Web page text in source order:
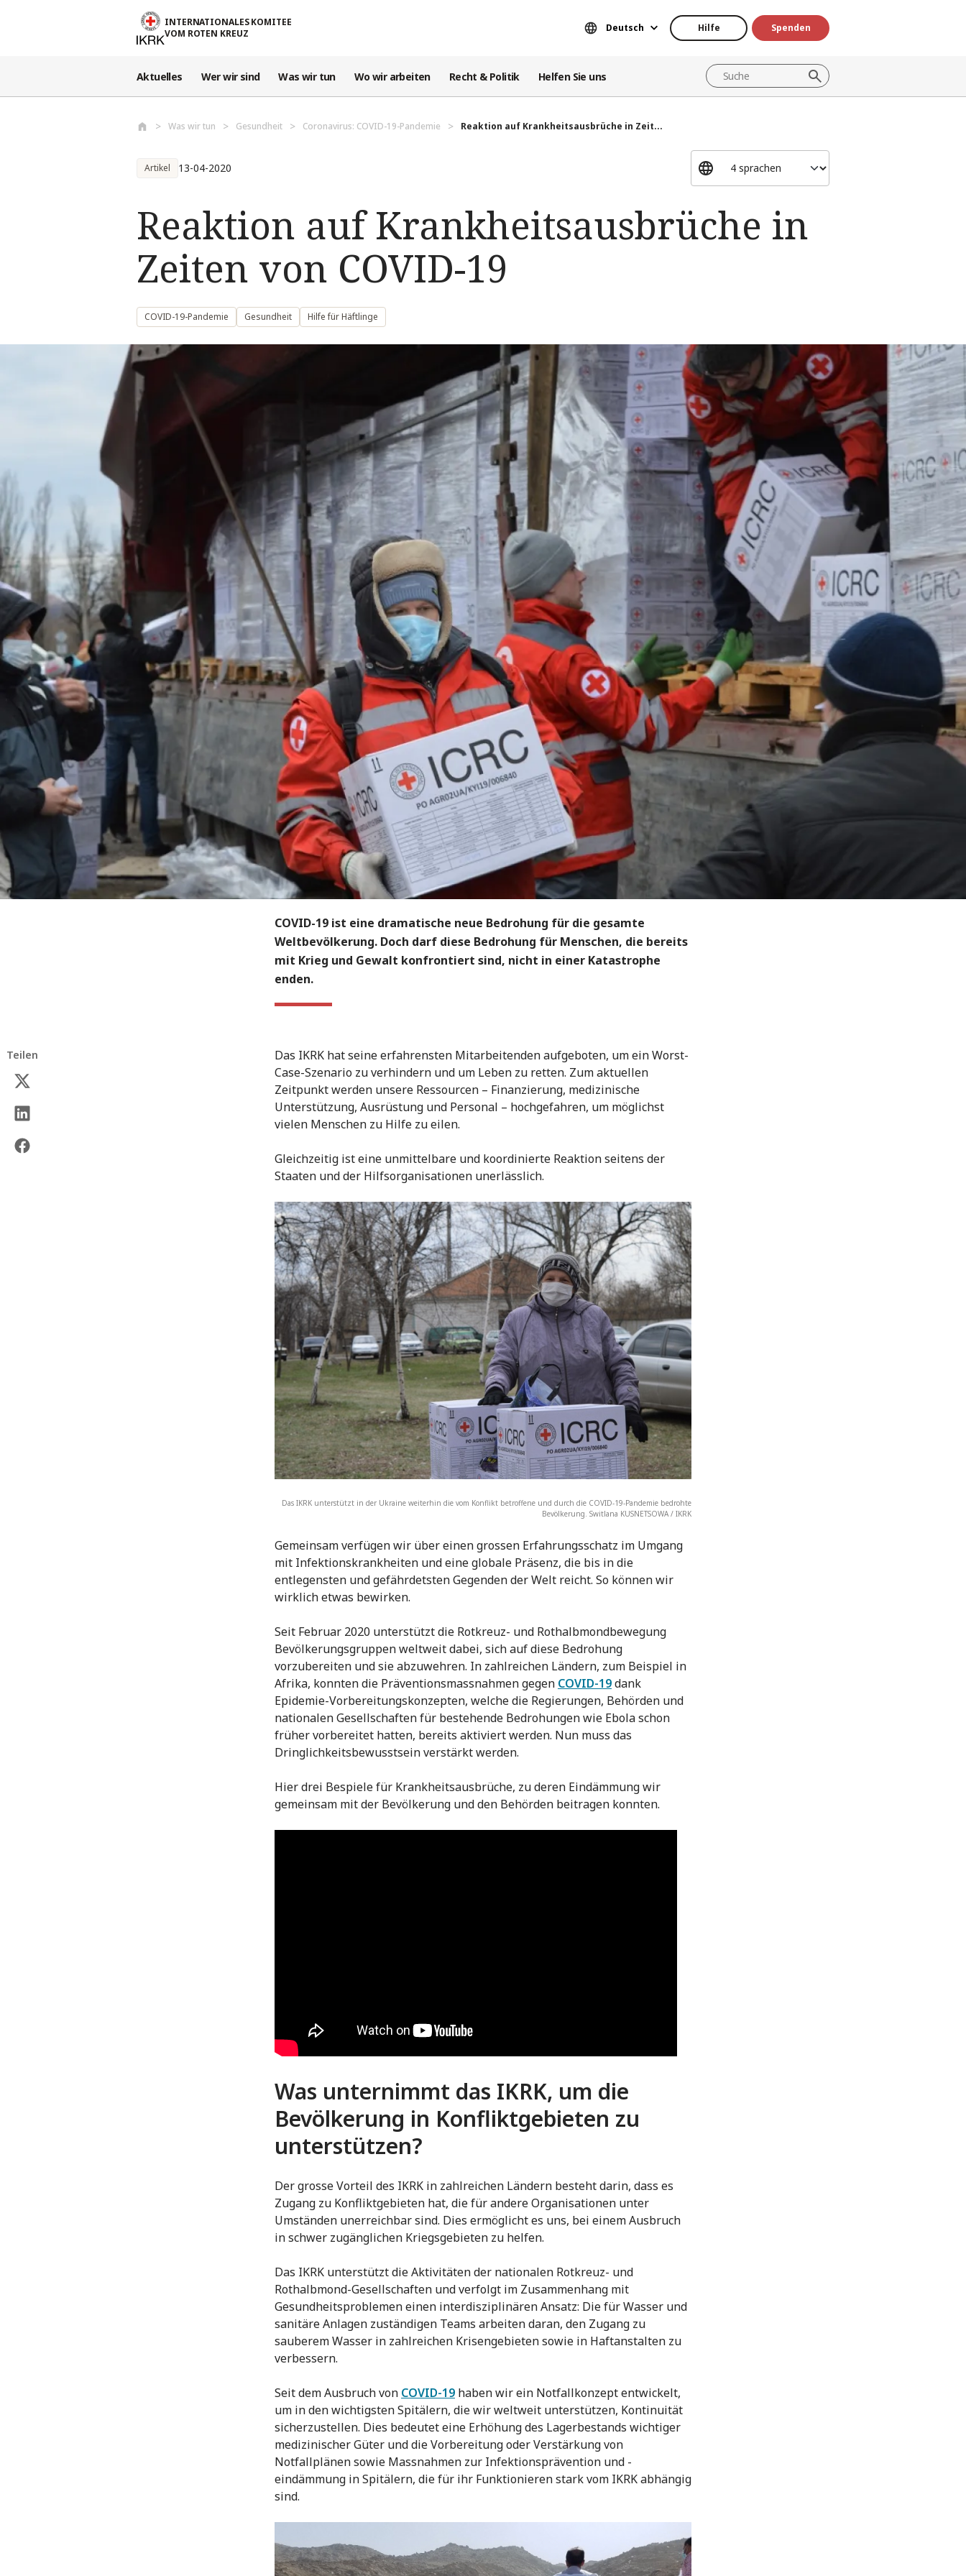
INTERNATIONALES KOMITEE
VOM ROTEN KREUZ
Deutsch Hilfe Spenden
Aktuelles Wer wir sind Was wir tun Wo wir arbeiten Recht & Politik Helfen Sie uns
Was wir tun Gesundheit Coronavirus: COVID-19-Pandemie Reaktion auf Krankheitsausbrüche in Zeit...
Artikel 13-04-2020
Reaktion auf Krankheitsausbrüche in
Zeiten von COVID-19
COVID-19-Pandemie Gesundheit Hilfe für Häftlinge
COVID-19 ist eine dramatische neue Bedrohung für die gesamte
Weltbevölkerung. Doch darf diese Bedrohung für Menschen, die bereits
mit Krieg und Gewalt konfrontiert sind, nicht in einer Katastrophe
enden.
Teilen
Das IKRK hat seine erfahrensten Mitarbeitenden aufgeboten, um ein Worst-
Case-Szenario zu verhindern und um Leben zu retten. Zum aktuellen
Zeitpunkt werden unsere Ressourcen – Finanzierung, medizinische
Unterstützung, Ausrüstung und Personal – hochgefahren, um möglichst
vielen Menschen zu Hilfe zu eilen.
Gleichzeitig ist eine unmittelbare und koordinierte Reaktion seitens der
Staaten und der Hilfsorganisationen unerlässlich.
Das IKRK unterstützt in der Ukraine weiterhin die vom Konflikt betroffene und durch die COVID-19-Pandemie bedrohte
Bevölkerung. Switlana KUSNETSOWA / IKRK
Gemeinsam verfügen wir über einen grossen Erfahrungsschatz im Umgang
mit Infektionskrankheiten und eine globale Präsenz, die bis in die
entlegensten und gefährdetsten Gegenden der Welt reicht. So können wir
wirklich etwas bewirken.
Seit Februar 2020 unterstützt die Rotkreuz- und Rothalbmondbewegung
Bevölkerungsgruppen weltweit dabei, sich auf diese Bedrohung
vorzubereiten und sie abzuwehren. In zahlreichen Ländern, zum Beispiel in
Afrika, konnten die Präventionsmassnahmen gegen COVID-19dank
Epidemie-Vorbereitungskonzepten, welche die Regierungen, Behörden und
nationalen Gesellschaften für bestehende Bedrohungen wie Ebola schon
früher vorbereitet hatten, bereits aktiviert werden. Nun muss das
Dringlichkeitsbewusstsein verstärkt werden.
Hier drei Bespiele für Krankheitsausbrüche, zu deren Eindämmung wir
gemeinsam mit der Bevölkerung und den Behörden beitragen konnten.
Was unternimmt das IKRK, um die
Bevölkerung in Konfliktgebieten zu
unterstützen?
Der grosse Vorteil des IKRK in zahlreichen Ländern besteht darin, dass es
Zugang zu Konfliktgebieten hat, die für andere Organisationen unter
Umständen unerreichbar sind. Dies ermöglicht es uns, bei einem Ausbruch
in schwer zugänglichen Kriegsgebieten zu helfen.
Das IKRK unterstützt die Aktivitäten der nationalen Rotkreuz- und
Rothalbmond-Gesellschaften und verfolgt im Zusammenhang mit
Gesundheitsproblemen einen interdisziplinären Ansatz: Die für Wasser und
sanitäre Anlagen zuständigen Teams arbeiten daran, den Zugang zu
sauberem Wasser in zahlreichen Krisengebieten sowie in Haftanstalten zu
verbessern.
Seit dem Ausbruch von COVID-19 haben wir ein Notfallkonzept entwickelt,
um in den wichtigsten Spitälern, die wir weltweit unterstützen, Kontinuität
sicherzustellen. Dies bedeutet eine Erhöhung des Lagerbestands wichtiger
medizinischer Güter und die Vorbereitung oder Verstärkung von
Notfallplänen sowie Massnahmen zur Infektionsprävention und -
eindämmung in Spitälern, die für ihr Funktionieren stark vom IKRK abhängig
sind.